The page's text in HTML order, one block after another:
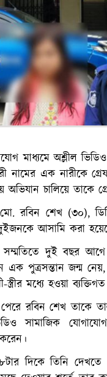
মাধ্যমে অশ্লীল
নামের এক নারীকে
চালিয়ে তাকে
রবিন শেখ (৩০),
আসামি করা
সম্মতিতে দুই বছর
এক পুত্রসন্তান জন্ম
স্ত্রীর মধ্যে হওয়া
পেরে রবিন শেখ তাকে
সামাজিক
দিকে তিনি দেখতে